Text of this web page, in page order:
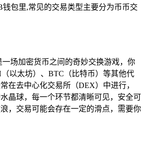
钱包里,常见的交易类型主要分为币币交
一场加密货币之间的奇妙交换游戏，你
以太坊）、BTC（比特币）等其他代
在去中心化交易所（DEX）中进行，
晶球，每一个环节都清晰可见，安全可
，交易可能会存在一定的滑点，需要你